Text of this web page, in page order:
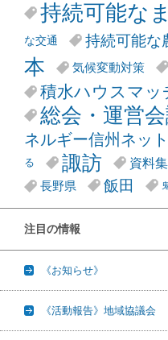
持続可能な
な交通 持続可能な
本
気候変動対策
積水ハウスマ
総会・運営
ネルギー信州ネッ
る
諏訪 資料集
長野県 飯田
注目の情報
《お知らせ》
《活動報告》地域協議会